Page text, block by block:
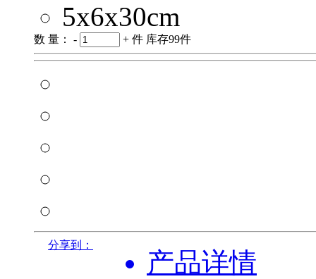
5x6x30cm
数 量： - + 件 库存99件
分享到：
产品详情